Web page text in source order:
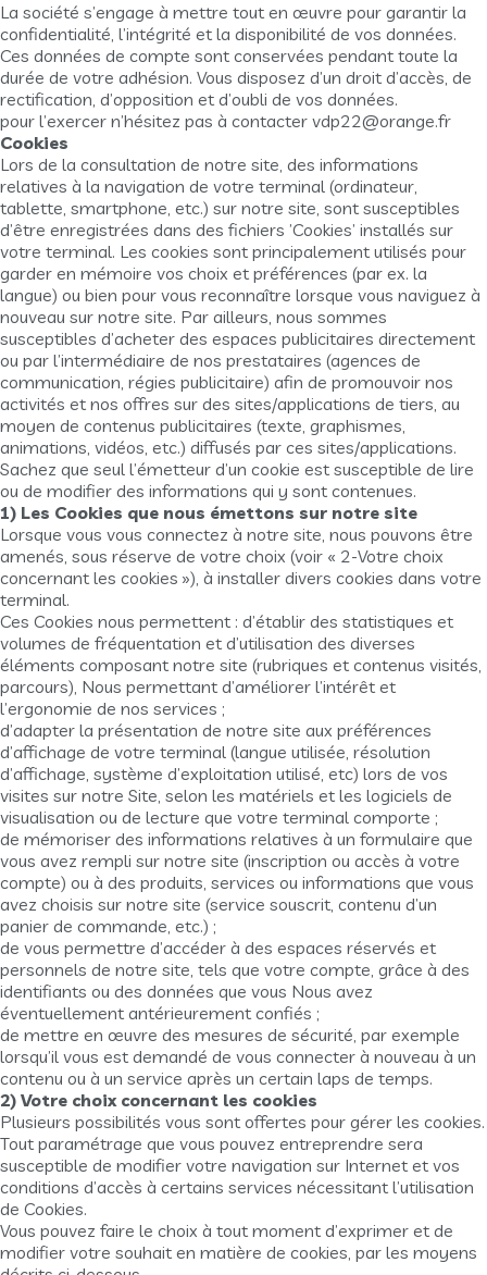
La société s’engage à mettre tout en œuvre pour garantir la
confidentialité, l’intégrité et la disponibilité de vos données.
Ces données de compte sont conservées pendant toute la
durée de votre adhésion. Vous disposez d’un droit d’accès, de
rectification, d’opposition et d’oubli de vos données.
pour l’exercer n’hésitez pas à contacter vdp22@orange.fr
Cookies
Lors de la consultation de notre site, des informations
relatives à la navigation de votre terminal (ordinateur,
tablette, smartphone, etc.) sur notre site, sont susceptibles
d’être enregistrées dans des fichiers ’Cookies’ installés sur
votre terminal. Les cookies sont principalement utilisés pour
garder en mémoire vos choix et préférences (par ex. la
langue) ou bien pour vous reconnaître lorsque vous naviguez à
nouveau sur notre site. Par ailleurs, nous sommes
susceptibles d’acheter des espaces publicitaires directement
ou par l’intermédiaire de nos prestataires (agences de
communication, régies publicitaire) afin de promouvoir nos
activités et nos offres sur des sites/applications de tiers, au
moyen de contenus publicitaires (texte, graphismes,
animations, vidéos, etc.) diffusés par ces sites/applications.
Sachez que seul l’émetteur d’un cookie est susceptible de lire
ou de modifier des informations qui y sont contenues.
1) Les Cookies que nous émettons sur notre site
Lorsque vous vous connectez à notre site, nous pouvons être
amenés, sous réserve de votre choix (voir « 2-Votre choix
concernant les cookies »), à installer divers cookies dans votre
terminal.
Ces Cookies nous permettent : d’établir des statistiques et
volumes de fréquentation et d’utilisation des diverses
éléments composant notre site (rubriques et contenus visités,
parcours), Nous permettant d’améliorer l’intérêt et
l’ergonomie de nos services ;
d’adapter la présentation de notre site aux préférences
d’affichage de votre terminal (langue utilisée, résolution
d’affichage, système d’exploitation utilisé, etc) lors de vos
visites sur notre Site, selon les matériels et les logiciels de
visualisation ou de lecture que votre terminal comporte ;
de mémoriser des informations relatives à un formulaire que
vous avez rempli sur notre site (inscription ou accès à votre
compte) ou à des produits, services ou informations que vous
avez choisis sur notre site (service souscrit, contenu d’un
panier de commande, etc.) ;
de vous permettre d’accéder à des espaces réservés et
personnels de notre site, tels que votre compte, grâce à des
identifiants ou des données que vous Nous avez
éventuellement antérieurement confiés ;
de mettre en œuvre des mesures de sécurité, par exemple
lorsqu’il vous est demandé de vous connecter à nouveau à un
contenu ou à un service après un certain laps de temps.
2) Votre choix concernant les cookies
Plusieurs possibilités vous sont offertes pour gérer les cookies.
Tout paramétrage que vous pouvez entreprendre sera
susceptible de modifier votre navigation sur Internet et vos
conditions d’accès à certains services nécessitant l’utilisation
de Cookies.
Vous pouvez faire le choix à tout moment d’exprimer et de
modifier votre souhait en matière de cookies, par les moyens